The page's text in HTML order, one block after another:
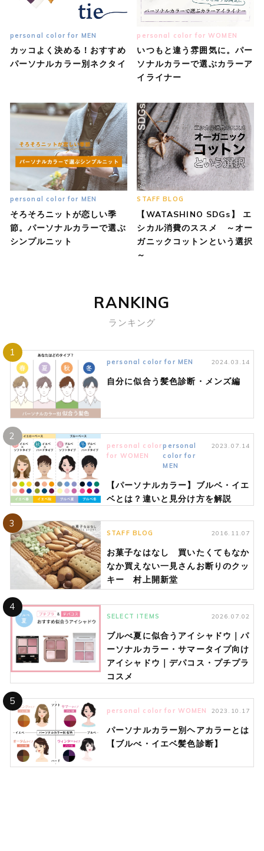
personal color for MEN
カッコよく決める！おすすめ
パーソナルカラー別ネクタイ
personal color for WOMEN
いつもと違う雰囲気に。パー
ソナルカラーで選ぶカラーア
イライナー
personal color for MEN
そろそろニットが恋しい季
節。パーソナルカラーで選ぶ
シンプルニット
STAFF BLOG
【WATASHINO SDGs】 エ
シカル消費のススメ ～オー
ガニックコットンという選択
～
RANKING
ランキング
1
personal color for MEN 2024.03.14
自分に似合う髪色診断・メンズ編
2
personal color
for WOMEN
personal
color for
MEN
2023.07.14
【パーソナルカラー】ブルベ・イエ
ベとは？違いと見分け方を解説
3
STAFF BLOG 2016.11.07
お菓子なはなし 買いたくてもなか
なか買えない一見さんお断りのクッ
キー 村上開新堂
4
SELECT ITEMS 2026.07.02
ブルべ夏に似合うアイシャドウ｜パ
ーソナルカラー・サマータイプ向け
アイシャドウ｜デパコス・プチプラ
コスメ
5
personal color for WOMEN 2023.10.17
パーソナルカラー別ヘアカラーとは
【ブルべ・イエベ髪色診断】